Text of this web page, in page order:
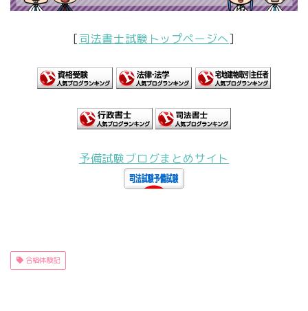
[司法書士試験トップページへ]
予備試験ブログまとめサイト
合格体験記